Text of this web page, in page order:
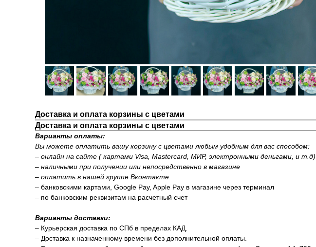
Доставка и оплата корзины с цветами
Доставка и оплата корзины с цветами
Варианты оплаты:
Вы можете оплатить вашу корзину с цветами любым удобным для вас способом:
– онлайн на сайте ( картами Visa, Mastercard, МИР, электронными деньгами, и т.д)
– наличными при получении или непосредственно в магазине
– оплатить в нашей группе Вконтакте
– банковскими картами, Google Pay, Apple Pay в магазине через терминал
– по банковским реквизитам на расчетный счет
Варианты доставки:
– Курьерская доставка по СПб в пределах КАД.
– Доставка к назначенному времени без дополнительной оплаты.